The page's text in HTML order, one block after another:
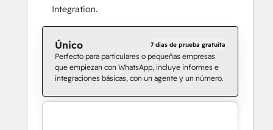
Integration.
Único 7 días de prueba gratuita
Perfecto para particulares o pequeñas empresas
que empiezan con WhatsApp, incluye informes e
integraciones básicas, con un agente y un número.